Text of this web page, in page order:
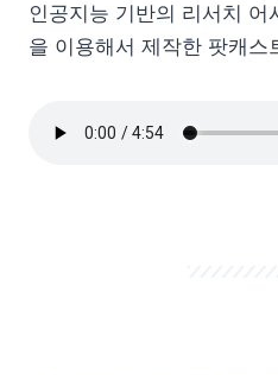
인공지능 기반의 리서치
을 이용해서 제작한 팟캐스